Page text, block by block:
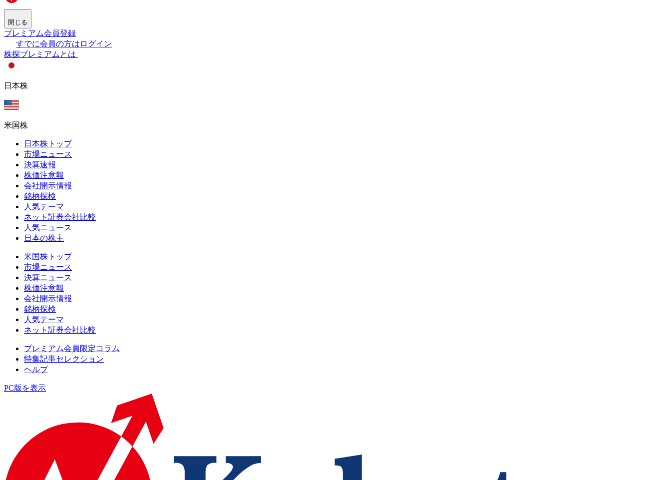
閉じる
プレミアム会員登録
すでに会員の方はログイン
株探プレミアムとは
日本株
米国株
日本株トップ
市場ニュース
決算速報
株価注意報
会社開示情報
銘柄探検
人気テーマ
ネット証券会社比較
人気ニュース
日本の株主
米国株トップ
市場ニュース
決算ニュース
株価注意報
会社開示情報
銘柄探検
人気テーマ
ネット証券会社比較
プレミアム会員限定コラム
特集記事セレクション
ヘルプ
PC版を表示